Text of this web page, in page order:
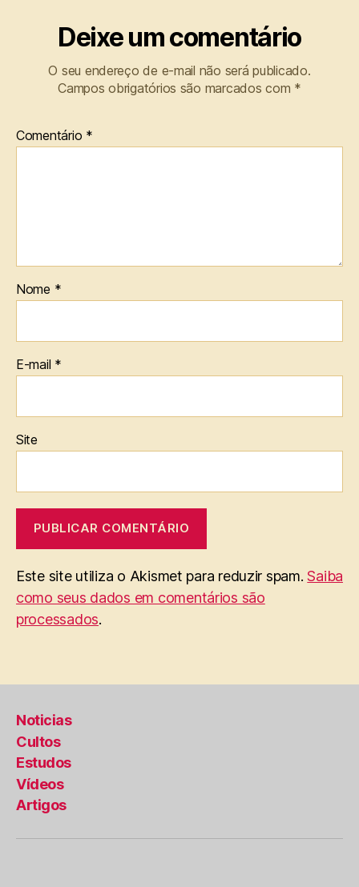
Deixe um comentário
O seu endereço de e-mail não será publicado.
Campos obrigatórios são marcados com *
Comentário *
Nome *
E-mail *
Site
Este site utiliza o Akismet para reduzir spam.Saiba
como seus dados em comentários são
processados.
Noticias
Cultos
Estudos
Vídeos
Artigos